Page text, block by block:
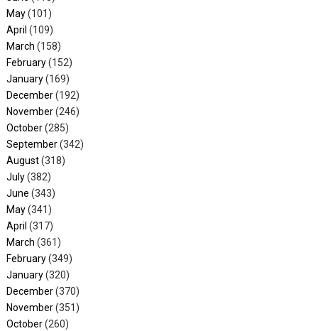
May(101)
April (109)
March (158)
February(152)
January(169)
December(192)
November(246)
October(285)
September(342)
August(318)
July(382)
June (343)
May(341)
April (317)
March (361)
February(349)
January(320)
December(370)
November(351)
October(260)